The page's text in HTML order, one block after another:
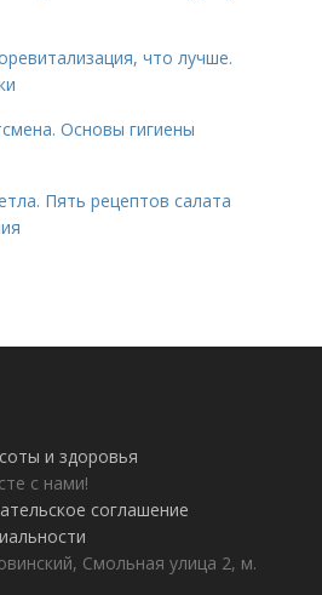
что лучше.
Основы гигиены
Пять рецептов салата
и здоровья
с нами!
соглашение
Смольная улица 2, м.